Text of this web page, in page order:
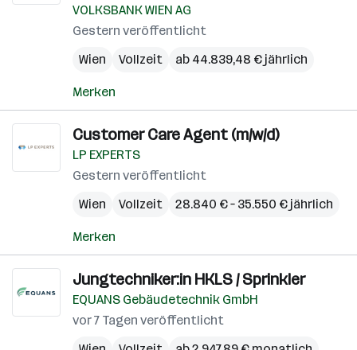
VOLKSBANK WIEN AG
Gestern veröffentlicht
Wien
Vollzeit ab 44.839,48 € jährlich
Merken
Customer Care Agent (m/w/d)
LP EXPERTS
Gestern veröffentlicht
Wien
Vollzeit 28.840 € – 35.550 € jährlich
Merken
Jungtechniker:in HKLS / Sprinkler
EQUANS Gebäudetechnik GmbH
vor 7 Tagen veröffentlicht